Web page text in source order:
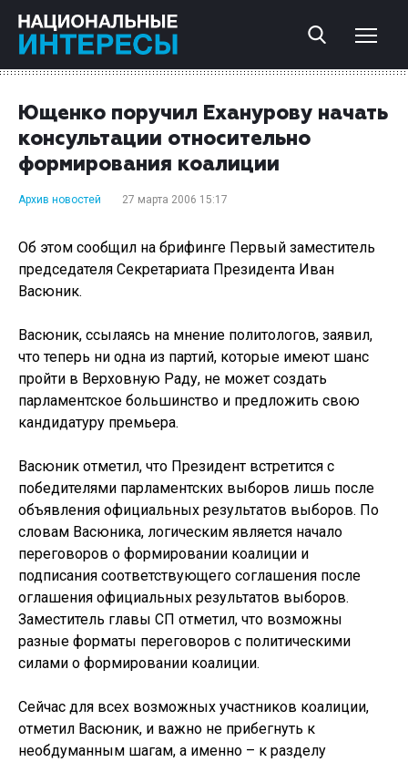
Ющенко поручил Еханурову начать
консультации относительно
формирования коалиции
Архив новостей 27 марта 2006 15:17
Об этом сообщил на брифинге Первый заместитель
председателя Секретариата Президента Иван
Васюник.
Васюник, ссылаясь на мнение политологов, заявил,
что теперь ни одна из партий, которые имеют шанс
пройти в Верховную Раду, не может создать
парламентское большинство и предложить свою
кандидатуру премьера.
Васюник отметил, что Президент встретится с
победителями парламентских выборов лишь после
объявления официальных результатов выборов. По
словам Васюника, логическим является начало
переговоров о формировании коалиции и
подписания соответствующего соглашения после
оглашения официальных результатов выборов.
Заместитель главы СП отметил, что возможны
разные форматы переговоров с политическими
силами о формировании коалиции.
Сейчас для всех возможных участников коалиции,
отметил Васюник, и важно не прибегнуть к
необдуманным шагам, а именно – к разделу